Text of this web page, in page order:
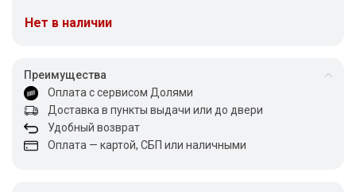
Нет в наличии
Преимущества
Оплата с сервисом Долями
Доставка в пункты выдачи или до двери
Удобный возврат
Оплата — картой, СБП или наличными